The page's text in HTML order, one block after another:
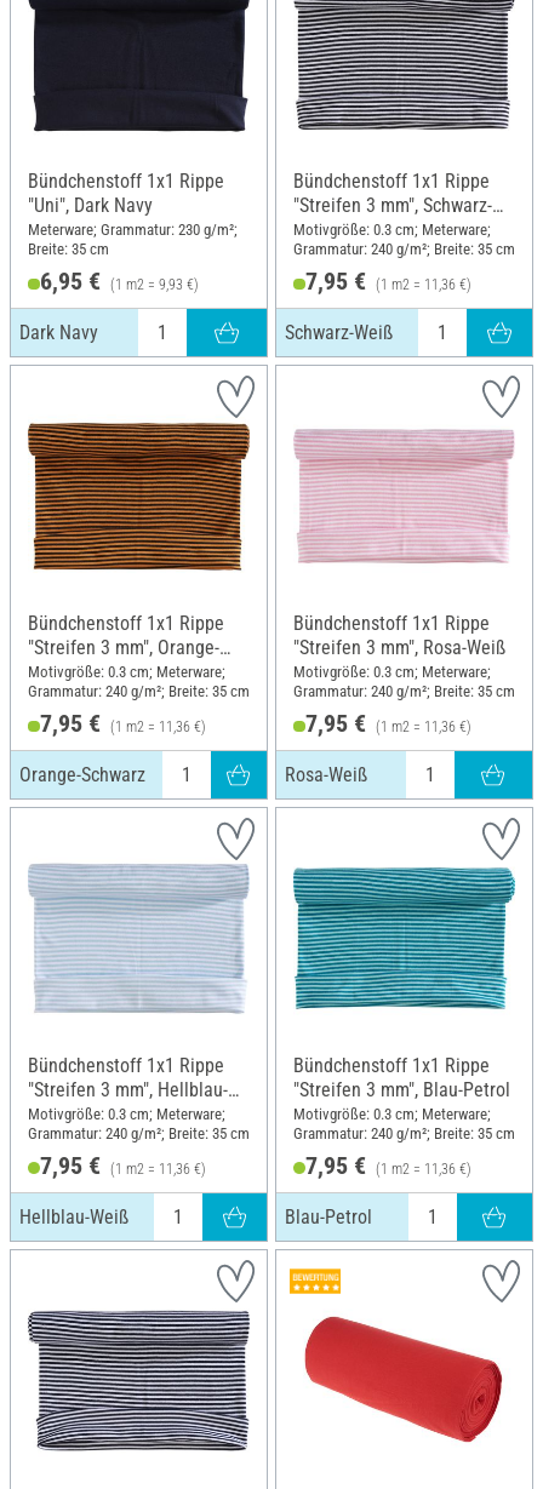
Bündchenstoff 1x1 Rippe
"Uni", Dark Navy
Meterware; Grammatur: 230 g/m²;
Breite: 35 cm
6,95 € (1 m2 = 9,93 €)
Dark Navy
Bündchenstoff 1x1 Rippe
"Streifen 3 mm", Schwarz-
Weiß
Motivgröße: 0.3 cm; Meterware;
Grammatur: 240 g/m²; Breite: 35 cm
7,95 € (1 m2 = 11,36 €)
Schwarz-Weiß
Bündchenstoff 1x1 Rippe
"Streifen 3 mm", Orange-
Schwarz
Motivgröße: 0.3 cm; Meterware;
Grammatur: 240 g/m²; Breite: 35 cm
7,95 € (1 m2 = 11,36 €)
Orange-Schwarz
Bündchenstoff 1x1 Rippe
"Streifen 3 mm", Rosa-Weiß
Motivgröße: 0.3 cm; Meterware;
Grammatur: 240 g/m²; Breite: 35 cm
7,95 € (1 m2 = 11,36 €)
Rosa-Weiß
Bündchenstoff 1x1 Rippe
"Streifen 3 mm", Hellblau-
Weiß
Motivgröße: 0.3 cm; Meterware;
Grammatur: 240 g/m²; Breite: 35 cm
7,95 € (1 m2 = 11,36 €)
Hellblau-Weiß
Bündchenstoff 1x1 Rippe
"Streifen 3 mm", Blau-Petrol
Motivgröße: 0.3 cm; Meterware;
Grammatur: 240 g/m²; Breite: 35 cm
7,95 € (1 m2 = 11,36 €)
Blau-Petrol